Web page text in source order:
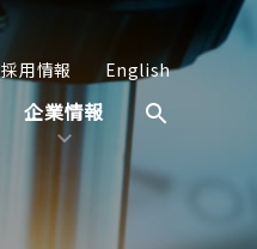
採用情報 English
企業情報